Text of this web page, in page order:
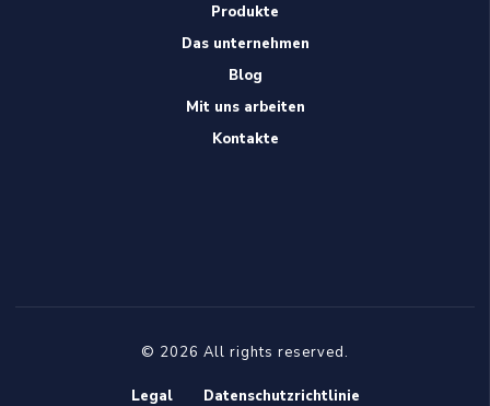
Produkte
Das unternehmen
Blog
Mit uns arbeiten
Kontakte
© 2026 All rights reserved.
Legal
Datenschutzrichtlinie